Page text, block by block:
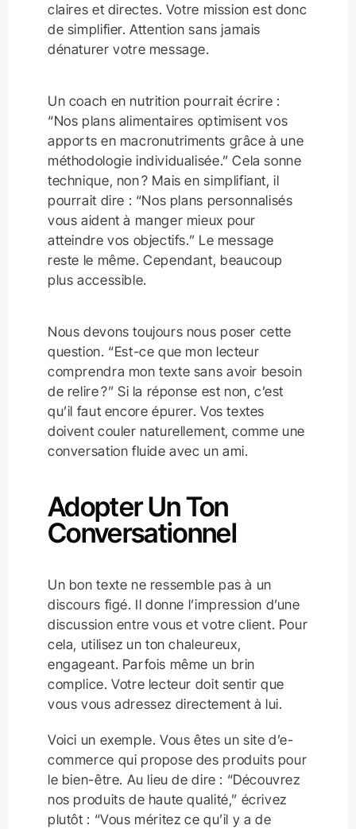
claires et directes. Votre mission est donc
de simplifier. Attention sans jamais
dénaturer votre message.
Un coach en nutrition pourrait écrire :
“Nos plans alimentaires optimisent vos
apports en macronutriments grâce à une
méthodologie individualisée.” Cela sonne
technique, non ? Mais en simplifiant, il
pourrait dire : “Nos plans personnalisés
vous aident à manger mieux pour
atteindre vos objectifs.” Le message
reste le même. Cependant, beaucoup
plus accessible.
Nous devons toujours nous poser cette
question. “Est-ce que mon lecteur
comprendra mon texte sans avoir besoin
de relire ?” Si la réponse est non, c’est
qu’il faut encore épurer. Vos textes
doivent couler naturellement, comme une
conversation fluide avec un ami.
Adopter Un Ton
Conversationnel
Un bon texte ne ressemble pas à un
discours figé. Il donne l’impression d’une
discussion entre vous et votre client. Pour
cela, utilisez un ton chaleureux,
engageant. Parfois même un brin
complice. Votre lecteur doit sentir que
vous vous adressez directement à lui.
Voici un exemple. Vous êtes un site d’e-
commerce qui propose des produits pour
le bien-être. Au lieu de dire : “Découvrez
nos produits de haute qualité,” écrivez
plutôt : “Vous méritez ce qu’il y a de